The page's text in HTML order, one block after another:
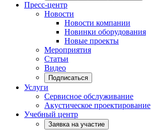
Пресс-центр
Новости
Новости компании
Новинки оборудования
Новые проекты
Мероприятия
Статьи
Видео
Подписаться
Услуги
Сервисное обслуживание
Акустическое проектирование
Учебный центр
Заявка на участие